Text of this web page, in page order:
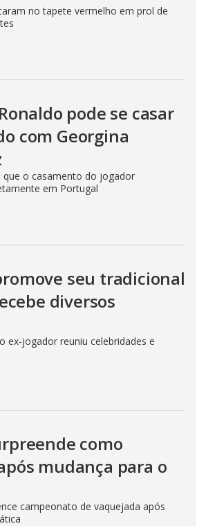
no tapete vermelho em prol de
pode se casar
com Georgina
que o casamento do jogador
em Portugal
seu tradicional
diversos
ex-jogador reuniu celebridades e
como
mudança para o
campeonato de vaquejada após